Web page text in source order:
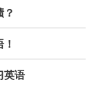
英语